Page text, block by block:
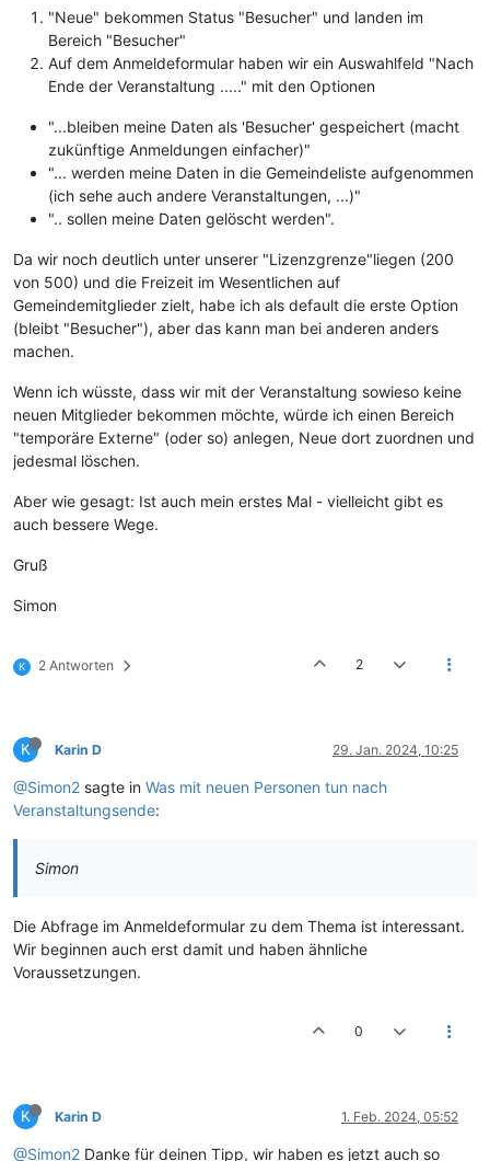
"Neue" bekommen Status "Besucher" und landen im
Bereich "Besucher"
Auf dem Anmeldeformular haben wir ein Auswahlfeld "Nach
Ende der Veranstaltung ....." mit den Optionen
"...bleiben meine Daten als 'Besucher' gespeichert (macht
zukünftige Anmeldungen einfacher)"
"... werden meine Daten in die Gemeindeliste aufgenommen
(ich sehe auch andere Veranstaltungen, ...)"
".. sollen meine Daten gelöscht werden".
Da wir noch deutlich unter unserer "Lizenzgrenze"liegen (200
von 500) und die Freizeit im Wesentlichen auf
Gemeindemitglieder zielt, habe ich als default die erste Option
(bleibt "Besucher"), aber das kann man bei anderen anders
machen.
Wenn ich wüsste, dass wir mit der Veranstaltung sowieso keine
neuen Mitglieder bekommen möchte, würde ich einen Bereich
"temporäre Externe" (oder so) anlegen, Neue dort zuordnen und
jedesmal löschen.
Aber wie gesagt: Ist auch mein erstes Mal - vielleicht gibt es
auch bessere Wege.
Gruß
Simon
K 2 Antworten 2
K Karin D 29. Jan. 2024, 10:25
@Simon2 sagte in Was mit neuen Personen tun nach
Veranstaltungsende:
Simon
Die Abfrage im Anmeldeformular zu dem Thema ist interessant.
Wir beginnen auch erst damit und haben ähnliche
Voraussetzungen.
0
K Karin D 1. Feb. 2024, 05:52
@Simon2 Danke für deinen Tipp, wir haben es jetzt auch so